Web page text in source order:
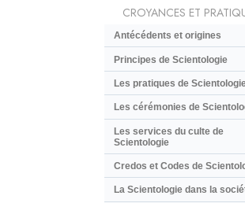
CROYANCES ET
Antécédents et origines
Principes de Scientologie
Les pratiques de
Les cérémonies de
Les services du culte de
Scientologie
Credos et Codes de
La Scientologie dans la